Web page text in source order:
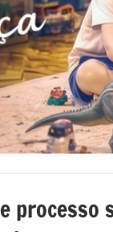
processo